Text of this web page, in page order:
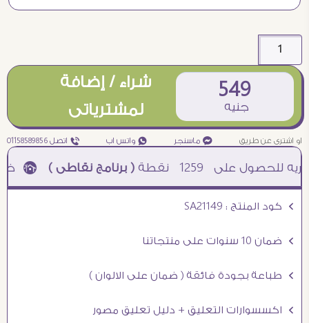
549
جنيه
شراء / إضافة
لمشترياتى
او اشترى عن طريق ¥ ماسنجر ₧ واتس اب ƒ اتصل 01158589856
1259 نقطة( برنامج نقاطى )à خصم 5% للعملاء الجدد à شحن مجانى عند الشراء ب 4000 جنيه à
Ö كود المنتج : SA21149
Ö ضمان 10 سنوات على منتجاتنا
Ö طباعة بجودة فائقة ( ضمان على الالوان )
Ö اكسسوارات التعليق + دليل تعليق مصور